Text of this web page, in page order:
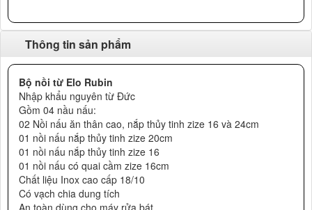
Thông tin sản phẩm
Bộ nồi từ Elo Rubin
Nhập khẩu nguyên từ Đức
Gồm 04 nầu nấu:
02 Nồi nấu ăn thân cao, nắp thủy tinh zize 16 và 24cm
01 nồi nấu nắp thủy tinh zize 20cm
01 nồi nấu nắp thủy tinh zize 16
01 nồi nấu có quai cầm zize 16cm
Chất liệu Inox cao cấp 18/10
Có vạch chia dung tích
An toàn dùng cho máy rửa bát